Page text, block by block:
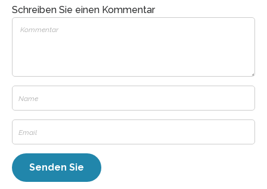
Schreiben Sie einen Kommentar